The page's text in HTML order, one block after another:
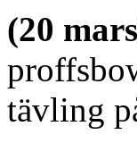
(20
tävling